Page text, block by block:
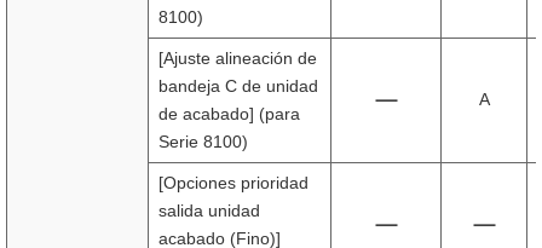
8100)
[Ajuste alineación de
bandeja C de unidad
de acabado] (para
Serie 8100)
A
[Opciones prioridad
salida unidad
acabado (Fino)]